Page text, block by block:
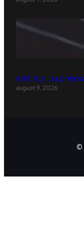
ANB stoji iza
avgust 9, 2026
©